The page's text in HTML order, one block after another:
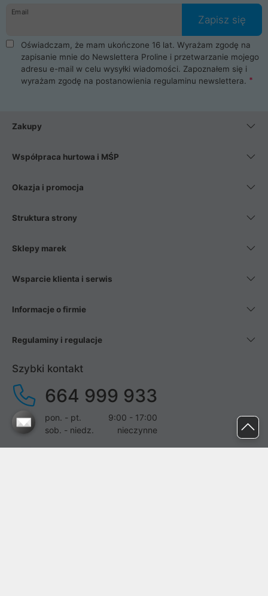
Email
Zapisz się
Oświadczam, że mam ukończone 16 lat. Wyrażam zgodę na
zapisanie mnie do Newslettera Proline i przetwarzanie mojego
adresu e-mail w celu wysyłki wiadomości. Zapoznałem się i
wyrażam zgodę na postanowienia regulaminu newslettera.
Zakupy
Współpraca hurtowa i MŚP
Okazja i promocja
Struktura strony
Sklepy marek
Wsparcie klienta i serwis
Informacje o firmie
Regulaminy i regulacje
Szybki kontakt
664 999 933
pon. - pt.
9:00 - 17:00
sob. - niedz.
nieczynne